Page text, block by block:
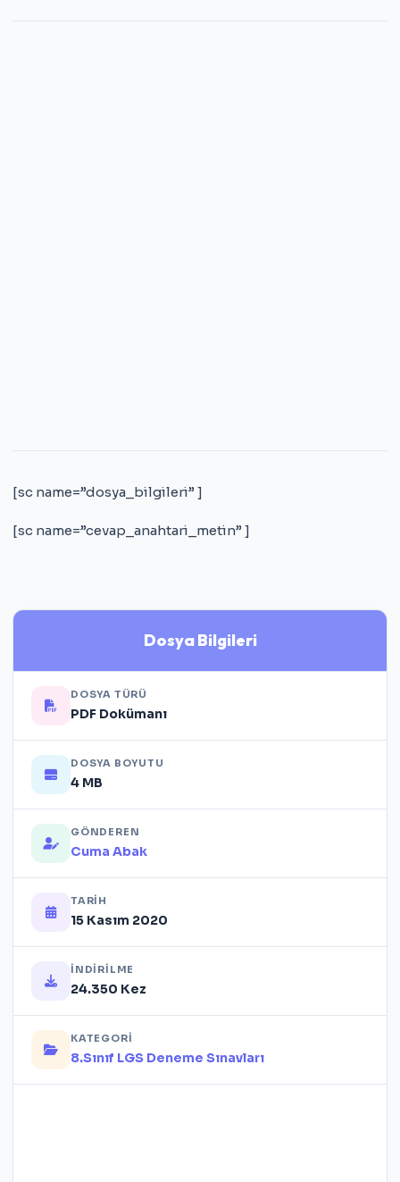
[sc name=”dosya_bilgileri” ]
[sc name=”cevap_anahtari_metin” ]
Dosya Bilgileri
DOSYA TÜRÜ
PDF Dokümanı
DOSYA BOYUTU
4 MB
GÖNDEREN
Cuma Abak
TARIH
15 Kasım 2020
İNDIRILME
24.350 Kez
KATEGORI
8.Sınıf LGS Deneme Sınavları